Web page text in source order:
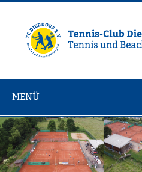
Zum
MENÜ